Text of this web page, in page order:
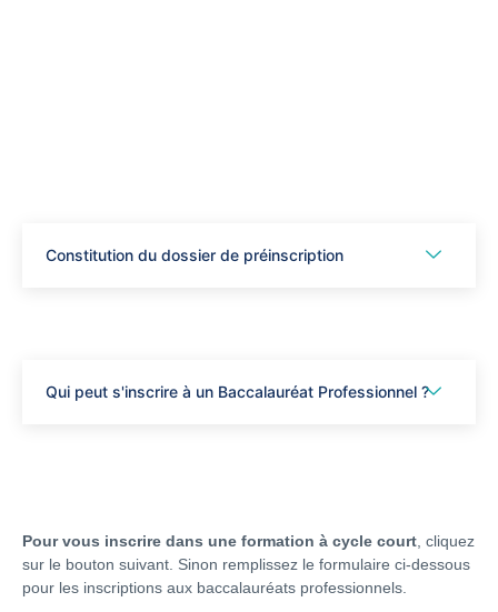
Qui peut s'inscrire à un Baccalauréat Professionnel ?
Constitution du dossier de préinscription
Pour vous inscrire dans une formation à cycle court, cliquez
sur le bouton suivant. Sinon remplissez le formulaire ci-dessous
pour les inscriptions aux baccalauréats professionnels.